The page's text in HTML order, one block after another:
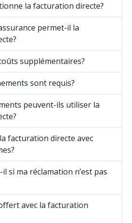
la facturation directe?
permet-il la
supplémentaires?
sont requis?
peuvent-ils utiliser la
facturation directe avec
si ma réclamation n’est pas
avec la facturation